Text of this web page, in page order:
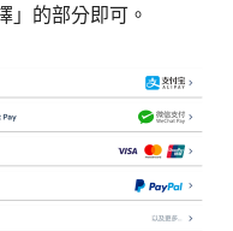
」的部分即可。